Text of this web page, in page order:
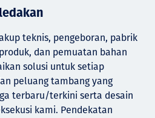
teknis, pengeboran, pabrik
dan pemuatan bahan
solusi untuk setiap
peluang tambang yang
terbaru/terkini serta desain
kami. Pendekatan